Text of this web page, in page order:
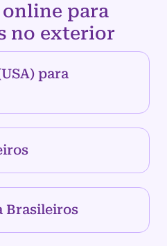
para
no exterior
para
Brasileiros